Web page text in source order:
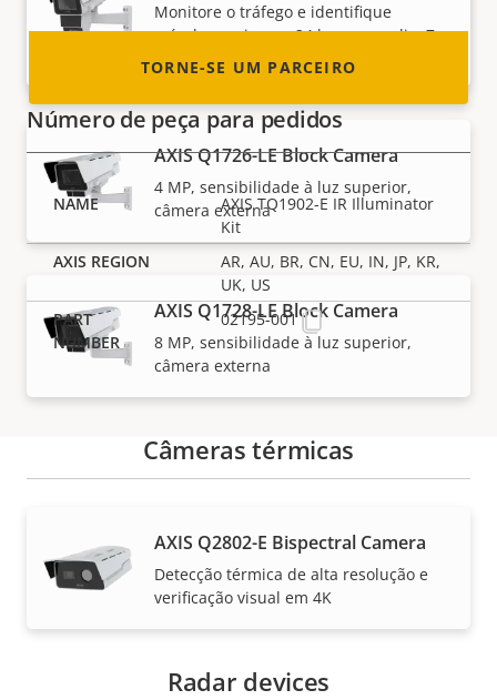
Monitore o tráfego e identifique
veículos perigosos 24 horas por dia, 7
dias por semana
AXIS Q1726-LE Block Camera
4 MP, sensibilidade à luz superior,
câmera externa
AXIS Q1728-LE Block Camera
8 MP, sensibilidade à luz superior,
câmera externa
Câmeras térmicas
AXIS Q2802-E Bispectral Camera
Detecção térmica de alta resolução e
verificação visual em 4K
Radar devices
TORNE-SE UM PARCEIRO
Número de peça para pedidos
AXIS TQ1902-E IR Illuminator
Kit
AR, AU, BR, CN, EU, IN, JP, KR,
UK, US
02195-001
Suporte e recursos
Precisa de informações sobre produtos ou software